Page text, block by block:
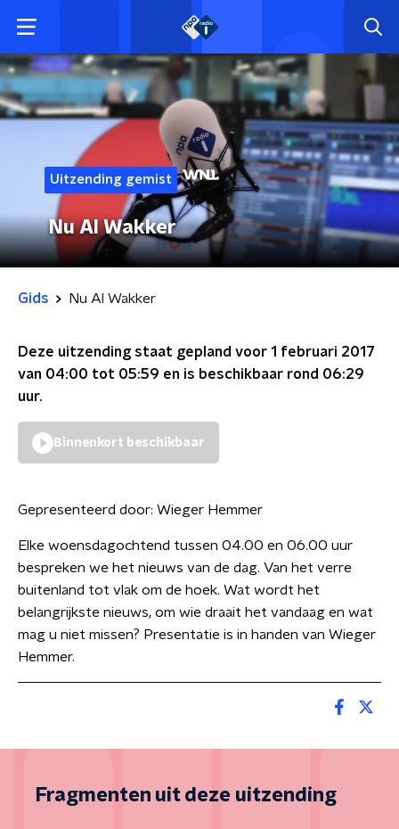
Uitzending gemist
Nu Al Wakker
Gids Nu Al Wakker
Deze uitzending staat gepland voor 1 februari 2017
van 04:00 tot 05:59 en is beschikbaar rond 06:29
uur.
Binnenkort beschikbaar
Gepresenteerd door: Wieger Hemmer
Elke woensdagochtend tussen 04.00 en 06.00 uur
bespreken we het nieuws van de dag. Van het verre
buitenland tot vlak om de hoek. Wat wordt het
belangrijkste nieuws, om wie draait het vandaag en wat
mag u niet missen? Presentatie is in handen van Wieger
Hemmer.
Fragmenten uit deze uitzending